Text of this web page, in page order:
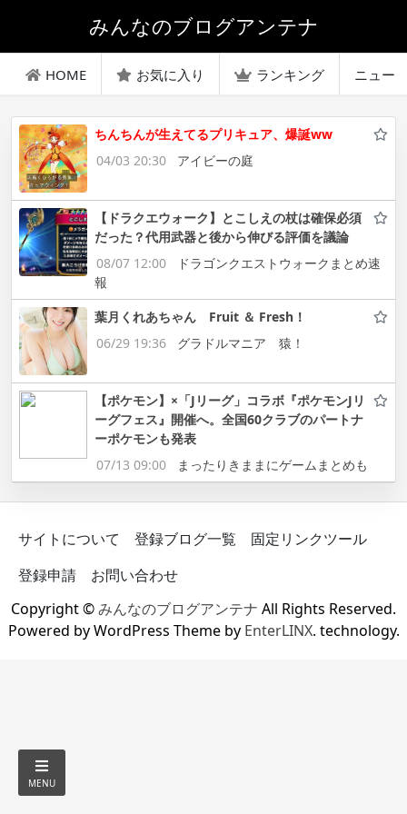
みんなのブログアンテナ
HOME お気に入り ランキング ニュー
ちんちんが生えてるプリキュア、爆誕ww
04/03 20:30
アイビーの庭
【ドラクエウォーク】とこしえの杖は確保必須
だった？代用武器と後から伸びる評価を議論
08/07 12:00
ドラゴンクエストウォークまとめ速
報
葉月くれあちゃん Fruit ＆ Fresh！
06/29 19:36
グラドルマニア 猿！
【ポケモン】×「Jリーグ」コラボ『ポケモンJリ
ーグフェス』開催へ。全国60クラブのパートナ
ーポケモンも発表
07/13 09:00
まったりきままにゲームまとめも
サイトについて 登録ブログ一覧
固定リンクツール
登録申請
お問い合わせ
Copyright ©みんなのブログアンテナ All Rights Reserved.
Powered by WordPress Theme by EnterLINX. technology.
MENU